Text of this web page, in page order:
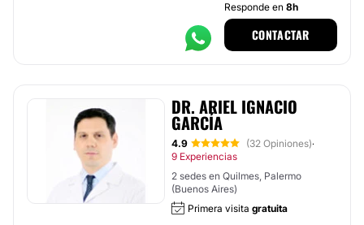
Responde en 8h
CONTACTAR
DR. ARIEL IGNACIO
GARCÍA
4.9 (32 Opiniones)·
9 Experiencias
2 sedes en Quilmes, Palermo
(Buenos Aires)
Primera visita gratuita